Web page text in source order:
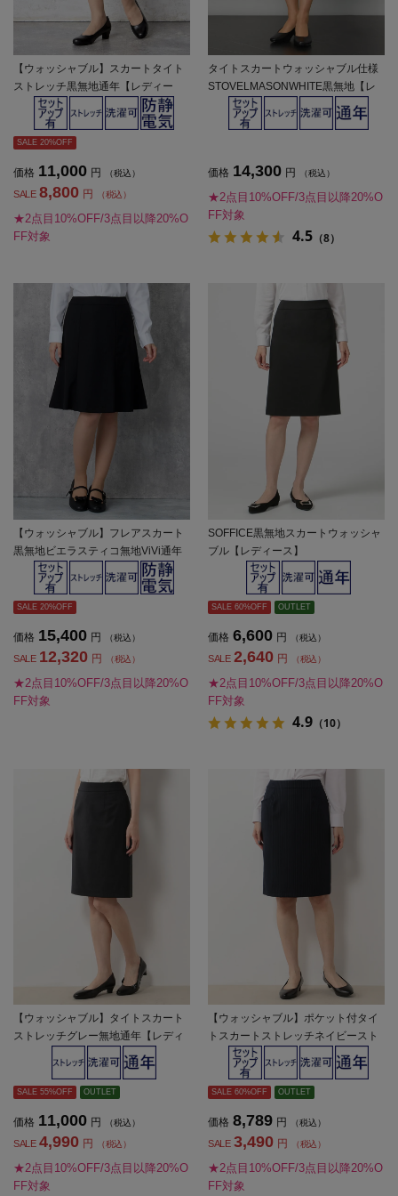
【ウォッシャブル】スカートタイト
ストレッチ黒無地通年【レディー
SALE 20%OFF
価格 11,000 円 （税込）
SALE 8,800 円 （税込）
★2点目10%OFF/3点目以降20%O
FF対象
タイトスカートウォッシャブル仕様
STOVELMASONWHITE黒無地【レ
ディース】
価格 14,300 円 （税込）
★2点目10%OFF/3点目以降20%O
FF対象
4.5 （8）
【ウォッシャブル】フレアスカート
黒無地ビエラスティコ無地ViVi通年
【レディース】
SALE 20%OFF
価格 15,400 円 （税込）
SALE 12,320 円 （税込）
★2点目10%OFF/3点目以降20%O
FF対象
SOFFICE黒無地スカートウォッシャ
ブル【レディース】
SALE 60%OFF OUTLET
価格 6,600 円 （税込）
SALE 2,640 円 （税込）
★2点目10%OFF/3点目以降20%O
FF対象
4.9 （10）
【ウォッシャブル】タイトスカート
ストレッチグレー無地通年【レディ
SALE 55%OFF OUTLET
価格 11,000 円 （税込）
SALE 4,990 円 （税込）
★2点目10%OFF/3点目以降20%O
FF対象
【ウォッシャブル】ポケット付タイ
トスカートストレッチネイビースト
ライプ通年【レディース】
SALE 60%OFF OUTLET
価格 8,789 円 （税込）
SALE 3,490 円 （税込）
★2点目10%OFF/3点目以降20%O
FF対象